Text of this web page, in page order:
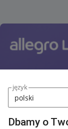
język
Dbamy o